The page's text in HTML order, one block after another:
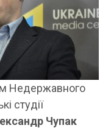
Недержавного
студії
Чупак